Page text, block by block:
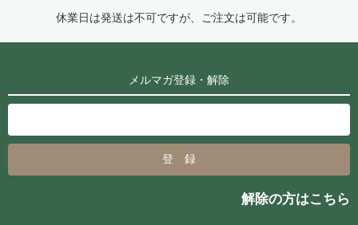
休業日は発送は不可ですが、ご注文は可能です。
メルマガ登録・解除
解除の方はこちら